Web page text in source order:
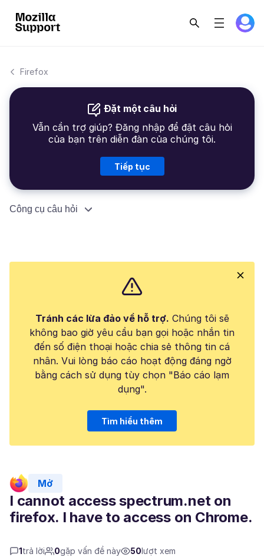
Firefox
Đặt một câu hỏi
Vẫn cần trợ giúp? Đăng nhập để đặt câu hỏi
của bạn trên diễn đàn của chúng tôi.
Tiếp tục
Công cụ câu hỏi
Tránh các lừa đảo về hỗ trợ. Chúng tôi sẽ
không bao giờ yêu cầu bạn gọi hoặc nhắn tin
đến số điện thoại hoặc chia sẻ thông tin cá
nhân. Vui lòng báo cáo hoạt động đáng ngờ
bằng cách sử dụng tùy chọn "Báo cáo lạm
dụng".
Tìm hiểu thêm
Mở
I cannot access spectrum.net on
firefox. I have to access on Chrome.
1trả lời 0gặp vấn đề này 50lượt xem